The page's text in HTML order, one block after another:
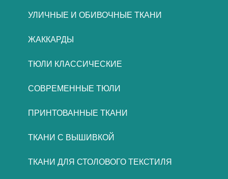
УЛИЧНЫЕ И ОБИВОЧНЫЕ ТКАНИ
ЖАККАРДЫ
ТЮЛИ КЛАССИЧЕСКИЕ
СОВРЕМЕННЫЕ ТЮЛИ
ПРИНТОВАННЫЕ ТКАНИ
ТКАНИ С ВЫШИВКОЙ
ТКАНИ ДЛЯ СТОЛОВОГО ТЕКСТИЛЯ